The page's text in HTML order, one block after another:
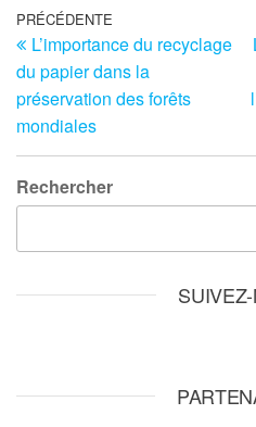
Navigation
de
l’article
Article
précédent
PRÉCÉDENTE
L’importance du recyclage
du papier dans la
préservation des forêts
mondiales
Rechercher